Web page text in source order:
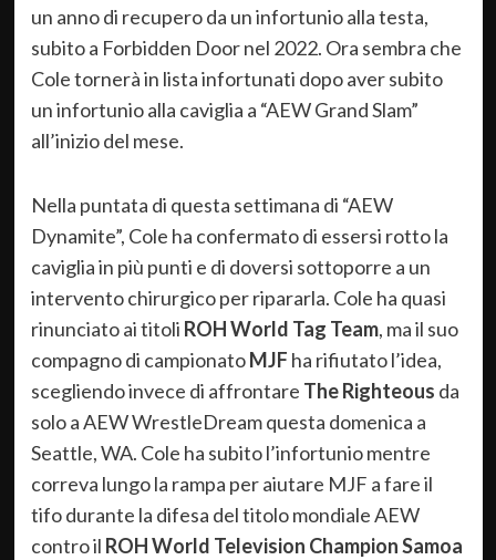
un anno di recupero da un infortunio alla testa,
subito a Forbidden Door nel 2022. Ora sembra che
Cole tornerà in lista infortunati dopo aver subito
un infortunio alla caviglia a “AEW Grand Slam”
all’inizio del mese.
Nella puntata di questa settimana di “AEW
Dynamite”, Cole ha confermato di essersi rotto la
caviglia in più punti e di doversi sottoporre a un
intervento chirurgico per ripararla. Cole ha quasi
rinunciato ai titoli ROH World Tag Team, ma il suo
compagno di campionatoMJF ha rifiutato l’idea,
scegliendo invece di affrontare The Righteous da
solo a AEW WrestleDream questa domenica a
Seattle, WA. Cole ha subito l’infortunio mentre
correva lungo la rampa per aiutare MJF a fare il
tifo durante la difesa del titolo mondiale AEW
contro il ROH World Television Champion Samoa